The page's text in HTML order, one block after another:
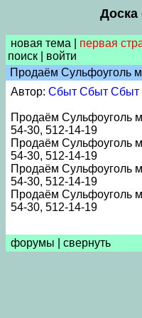
Доска
новая тема первая
поиск
войти
Продаём Сульфоуголь
Автор: Сбыт Сбыт Сбыт
Продаём Сульфоуголь
54-30, 512-14-19
Продаём Сульфоуголь
54-30, 512-14-19
Продаём Сульфоуголь
54-30, 512-14-19
Продаём Сульфоуголь
54-30, 512-14-19
форумы свернуть